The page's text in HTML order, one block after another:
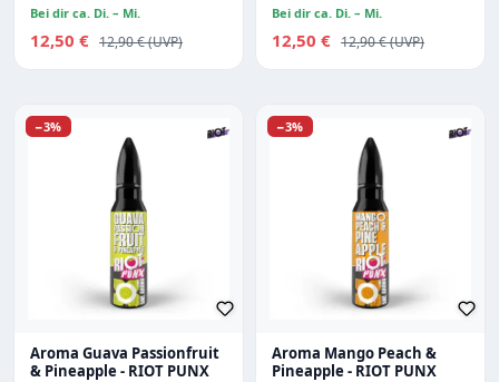
Bei dir ca. Di. – Mi.
Verkaufspreis:
12,50 € Regulärer Preis:
12,90 €
Bei dir ca. Di. – Mi.
Verkaufspreis:
12,50 € Regulärer Preis:
12,90 €
Rabatt
−3%
Aroma Guava Passionfruit
& Pineapple - RIOT PUNX
Rabatt
−3%
Aroma Mango Peach &
Pineapple - RIOT PUNX